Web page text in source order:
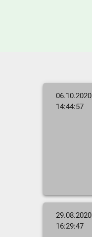
06.10.2020
14:44:57
29.08.2020
16:29:47